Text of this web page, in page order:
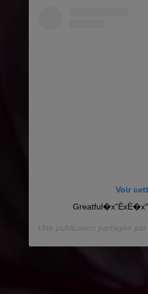
Voir
Une publication partagée par